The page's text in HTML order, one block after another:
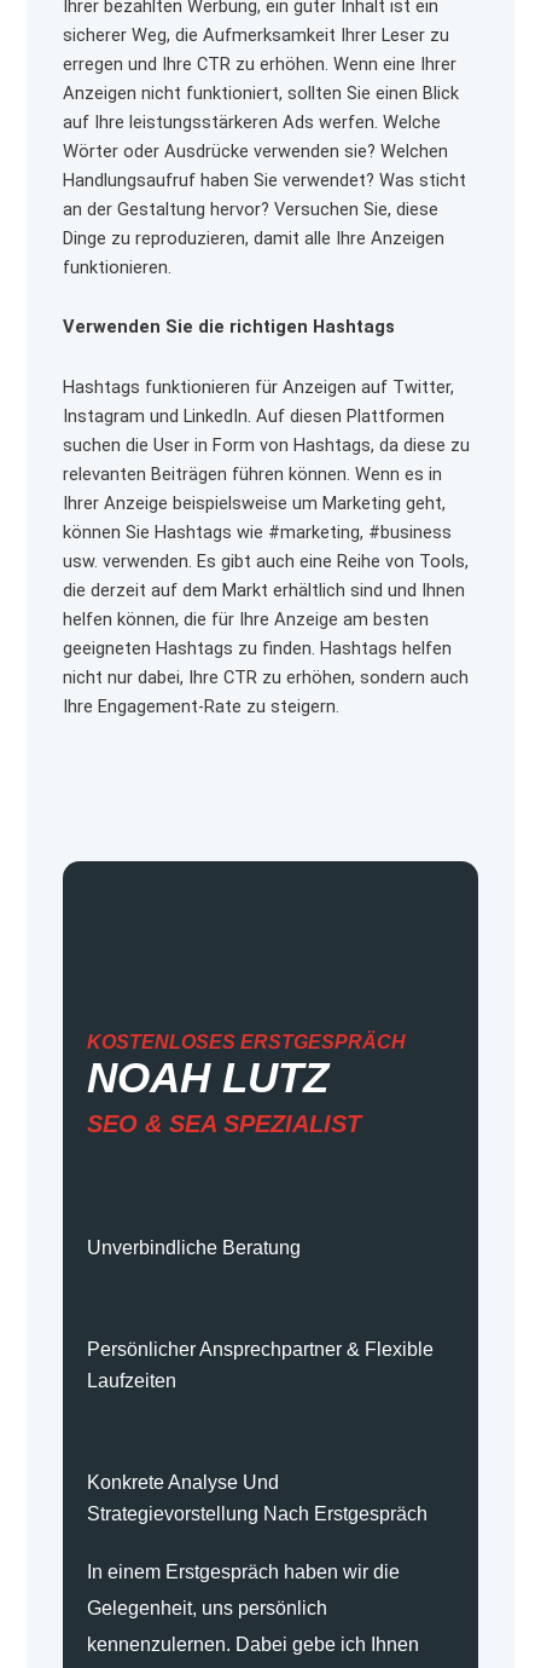
Ihrer bezahlten Werbung, ein guter Inhalt ist ein
sicherer Weg, die Aufmerksamkeit Ihrer Leser zu
erregen und Ihre CTR zu erhöhen. Wenn eine Ihrer
Anzeigen nicht funktioniert, sollten Sie einen Blick
auf Ihre leistungsstärkeren Ads werfen. Welche
Wörter oder Ausdrücke verwenden sie? Welchen
Handlungsaufruf haben Sie verwendet? Was sticht
an der Gestaltung hervor? Versuchen Sie, diese
Dinge zu reproduzieren, damit alle Ihre Anzeigen
funktionieren.
Verwenden Sie die richtigen Hashtags
Hashtags funktionieren für Anzeigen auf Twitter,
Instagram und LinkedIn. Auf diesen Plattformen
suchen die User in Form von Hashtags, da diese zu
relevanten Beiträgen führen können. Wenn es in
Ihrer Anzeige beispielsweise um Marketing geht,
können Sie Hashtags wie #marketing, #business
usw. verwenden. Es gibt auch eine Reihe von Tools,
die derzeit auf dem Markt erhältlich sind und Ihnen
helfen können, die für Ihre Anzeige am besten
geeigneten Hashtags zu finden. Hashtags helfen
nicht nur dabei, Ihre CTR zu erhöhen, sondern auch
Ihre Engagement-Rate zu steigern.
KOSTENLOSES ERSTGESPRÄCH
NOAH LUTZ
SEO & SEASPEZIALIST
Unverbindliche Beratung
Persönlicher Ansprechpartner & Flexible
Laufzeiten
Konkrete Analyse Und
Strategievorstellung Nach Erstgespräch
In einem Erstgespräch haben wir die
Gelegenheit, uns persönlich
kennenzulernen. Dabei gebe ich Ihnen